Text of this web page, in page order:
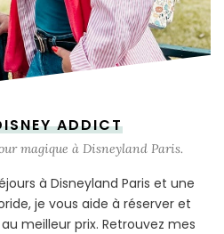
ADDICT
magique à Disneyland Paris.
à Disneyland Paris et une
je vous aide à réserver et
meilleur prix. Retrouvez mes